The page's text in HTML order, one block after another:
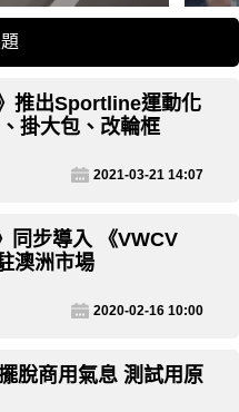
推出Sportline運動化
掛大包、改輪框
2021-03-21 14:07
同步導入 《VWCV
澳洲市場
2020-02-16 10:00
脫商用氣息 測試用原